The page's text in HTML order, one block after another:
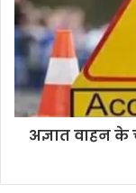
अज्ञात वाहन